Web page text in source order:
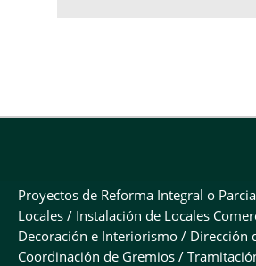
Proyectos de Reforma Integral o
Locales / Instalación de Locales
Decoración e Interiorismo / Dirección
Coordinación de Gremios /